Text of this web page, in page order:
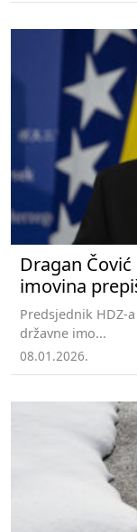
Dragan
imovina
Predsjednik HDZ-
državne imo...
08.01.2026.